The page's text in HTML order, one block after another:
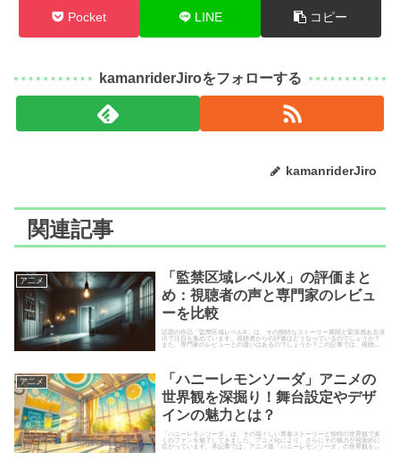
Pocket LINE コピー
kamanriderJiroをフォローする
kamanriderJiro
関連記事
ア二メ
「監禁区域レベルX」の評価まと
め：視聴者の声と専門家のレビュ
ーを比較
話題の作品「監禁区域レベルX」は、その独特なストーリー展開と緊張感ある演
出で注目を集めています。視聴者からの評価はどうなっているのでしょうか？
また、専門家のレビューとの違いはあるのでしょうか？この記事では、視聴者
ア二メ
「ハニーレモンソーダ」アニメの
世界観を深掘り！舞台設定やデザ
インの魅力とは？
「ハニーレモンソーダ」は、その瑞々しい青春ストーリーと独特の世界観で多
くのファンを魅了してきました。アニメ化により、さらにその魅力が視覚的に
広がっています。本記事では、アニメ版「ハニーレモンソーダ」の世界観を深
掘りし、舞台設定やデザインの魅...